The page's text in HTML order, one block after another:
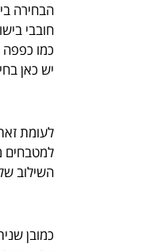
הבחירה
כמו כפפה
יש כאן
לעומת
למטבחים
השילוב
כמובן